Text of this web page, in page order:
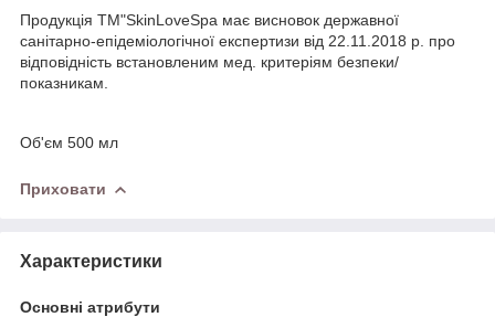
Продукція ТМ"SkinLoveSpa має висновок державної
санітарно-епідеміологічної експертизи від 22.11.2018 р. про
відповідність встановленим мед. критеріям безпеки/
показникам.
Об'єм 500 мл
Приховати
Характеристики
Основні атрибути